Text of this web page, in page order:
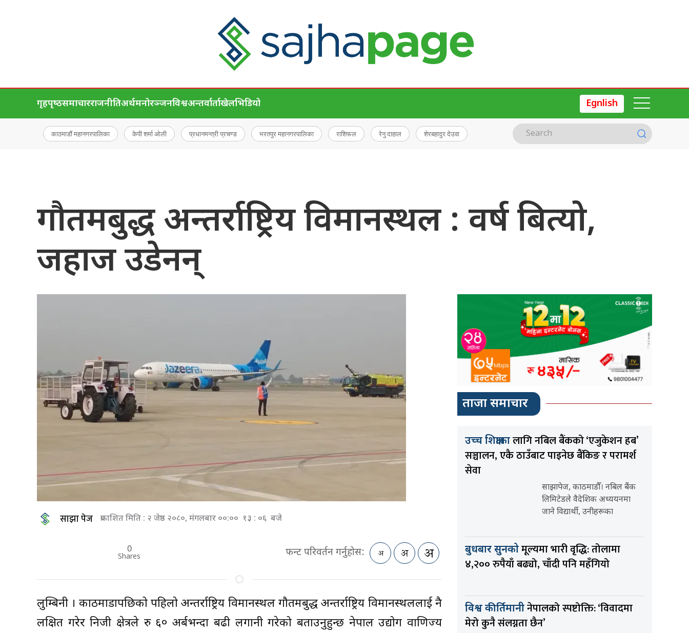
गृहपृष्‍ठसमाचारराजनीतिअर्थमनोरञ्जनविश्वअन्तर्वार्ताखेलभिडियो Egnlish
काठमाडौं महानगरपालिका केपी शर्मा ओली प्रधानमन्त्री प्रचण्ड भरतपुर महानगरपालिका राशिफल रेनु दाहाल शेरबहादुर देउवा
गौतमबुद्ध अन्तर्राष्ट्रिय विमानस्थल : वर्ष बित्यो,
जहाज उडेनन्
साझा पेज प्रकाशित मिति : २ जेष्ठ २०८०, मंगलबार ००:०० १३ : ०६ बजे
0
Shares फन्ट परिवर्तन गर्नुहोस:
लुम्बिनी । काठमाडौँपछिको पहिलो अन्तर्राष्ट्रिय विमानस्थल गौतमबुद्ध अन्तर्राष्ट्रिय विमानस्थललाई नै
लक्षित गरेर निजी क्षेत्रले रु ६० अर्बभन्दा बढी लगानी गरेको बताउनुहुन्छ नेपाल उद्योग वाणिज्य
ताजा समाचार
उच्च शिक्षाकालागि नबिल बैंकको ‘एजुकेशन हब’
सञ्चालन, एकै ठाउँबाट पाइनेछ बैंकिङ र परामर्श
सेवा
साझापेज, काठमाडौँ। नबिल बैंक
लिमिटेडले वैदेशिक अध्ययनमा
जाने विद्यार्थी, उनीहरूका
बुधबार सुनकोमूल्यमा भारी वृद्धि: तोलामा
४,२०० रुपैयाँ बढ्यो, चाँदी पनि महँगियो
विश्व कीर्तिमानीनेपालको स्पष्टोक्ति: ‘विवादमा
मेरो कुनै संलग्नता छैन’